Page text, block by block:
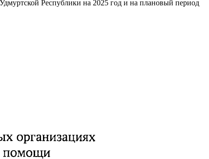
Республики на 2025 год и на плановый период